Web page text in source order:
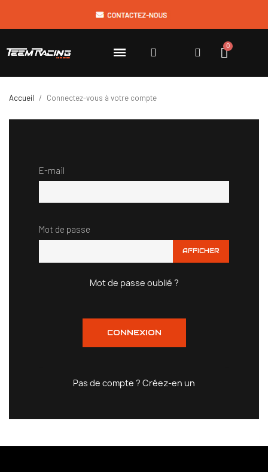
Accueil Connectez-vous à votre compte
E-mail
Mot de passe
AFFICHER
Mot de passe oublié ?
CONNEXION
Pas de compte ? Créez-en un